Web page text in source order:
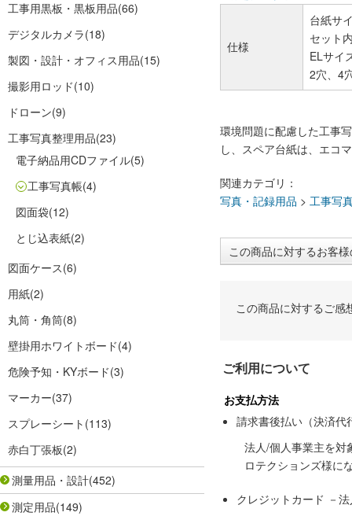
工事用黒板・黒板用品(66)
デジタルカメラ(18)
製図・設計・オフィス用品(15)
撮影用ロッド(10)
ドローン(9)
工事写真整理用品(23)
電子納品用CDファイル(5)
工事写真帳(4)
図面袋(12)
とじ込表紙(2)
図面ケース(6)
用紙(2)
丸筒・角筒(8)
壁掛用ホワイトボード(4)
危険予知・KYボード(3)
マーカー(37)
スプレーシート (113)
赤白丁張板(2)
測量用品・設計(452)
測定用品(149)
仕様
台紙サ
セット
ELサイ
2穴、4
環境問題に配慮した工事
し、スペア台紙は、エコ
関連カテゴリ：
写真・記録用品 > 工事写
この商品に対するお客
この商品に対するご感
ご利用について
お支払方法
請求書後払い（決済代
法人/個人事業主を対
ロテクションズ様に
クレジットカード －